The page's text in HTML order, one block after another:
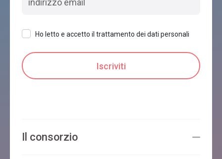
Ho letto e accetto il trattamento dei dati personali
Il consorzio